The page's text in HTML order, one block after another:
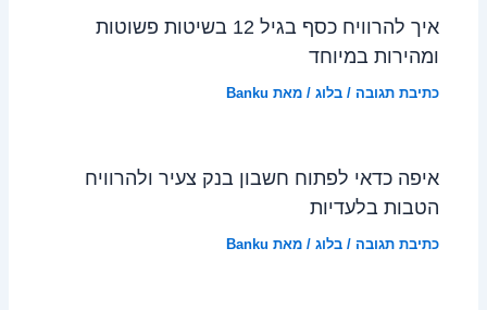
איך להרוויח כסף בגיל 12 בשיטות פשוטות
ומהירות במיוחד
כתיבת תגובה /בלוג / מאת Banku
איפה כדאי לפתוח חשבון בנק צעיר ולהרוויח
הטבות בלעדיות
כתיבת תגובה /בלוג / מאת Banku